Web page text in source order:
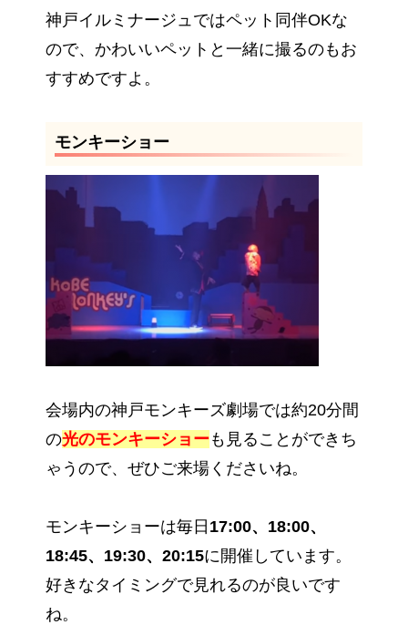
神戸イルミナージュではペット同伴OKな
ので、かわいいペットと一緒に撮るのもお
すすめですよ。
モンキーショー
会場内の神戸モンキーズ劇場では約20分間
の光のモンキーショーも見ることができち
ゃうので、ぜひご来場くださいね。
モンキーショーは毎日 17:00、18:00、
18:45、19:30、20:15に開催しています。
好きなタイミングで見れるのが良いです
ね。